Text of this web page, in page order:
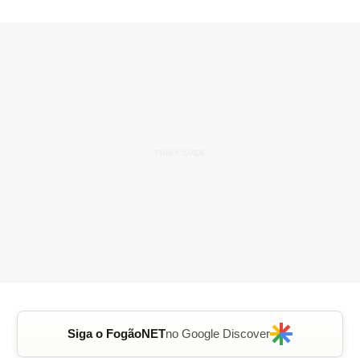
Siga o FogãoNETno Google Discover